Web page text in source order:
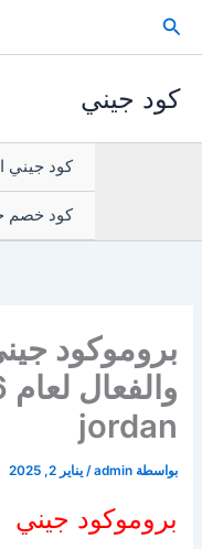
إلى
البحث
كود جيني
كود جيني
كود خصم
بروموكود
jordan
بواسطة admin
/يناير 2, 2025
بروموكود جيني